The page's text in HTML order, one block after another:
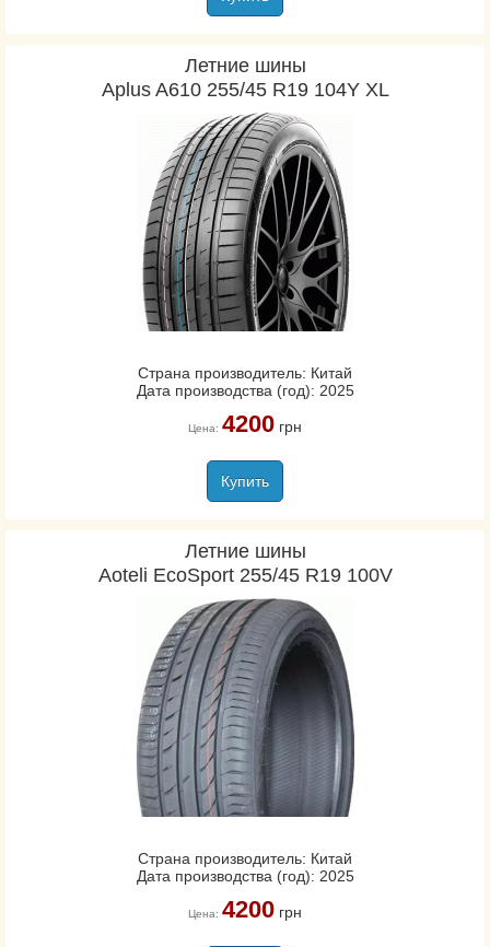
Летние шины
Aplus A610 255/45 R19 104Y XL
Страна производитель: Китай
Дата производства (год): 2025
Цена: 4200грн
Купить
Летние шины
Aoteli EcoSport 255/45 R19 100V
Страна производитель: Китай
Дата производства (год): 2025
Цена: 4200грн